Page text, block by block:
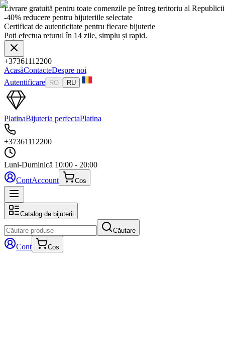
Livrare gratuită pentru toate comenzile pe întreg teritoriu al
-40% reducere pentru bijuteriile selectate
Certificat de autenticitate pentru fiecare bijuterie
Poți efectua returul în 14 zile, simplu și rapid.
+37361112200
AcasăContacteDespre noi
Autentificare
RO RU
PlatinaBijuteria perfectaPlatina
+37361112200
Luni-Duminică 10:00 - 20:00
ContAccount Cos
Catalog de bijuterii
Căutare
Cont Cos